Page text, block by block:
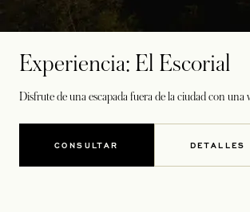
Experiencia: El Escorial
Disfrute de una escapada fuera de la ciudad con
CONSULTARSE ABRE EN UNA PESTAÑA
DETALLES